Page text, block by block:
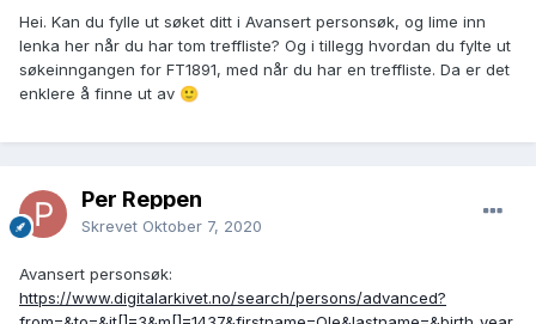
Hei. Kan du fylle ut søket ditt i Avansert personsøk, og lime inn
lenka her når du har tom treffliste? Og i tillegg hvordan du fylte ut
søkeinngangen for FT1891, med når du har en treffliste. Da er det
enklere å finne ut av 🙂
Per Reppen
Skrevet Oktober 7, 2020
Avansert personsøk:
https://www.digitalarkivet.no/search/persons/advanced?